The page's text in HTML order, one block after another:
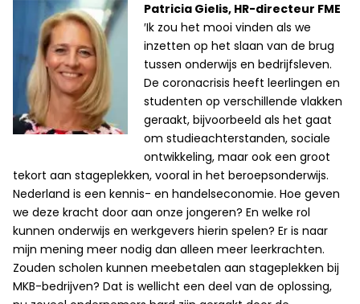
Patricia Gielis, HR-directeur FME
′Ik zou het mooi vinden als we
inzetten op het slaan van de brug
tussen onderwijs en bedrijfsleven.
De coronacrisis heeft leerlingen en
studenten op verschillende vlakken
geraakt, bijvoorbeeld als het gaat
om studieachterstanden, sociale
ontwikkeling, maar ook een groot
tekort aan stageplekken, vooral in het beroepsonderwijs.
Nederland is een kennis- en handelseconomie. Hoe geven
we deze kracht door aan onze jongeren? En welke rol
kunnen onderwijs en werkgevers hierin spelen? Er is naar
mijn mening meer nodig dan alleen meer leerkrachten.
Zouden scholen kunnen meebetalen aan stageplekken bij
MKB-bedrijven? Dat is wellicht een deel van de oplossing,